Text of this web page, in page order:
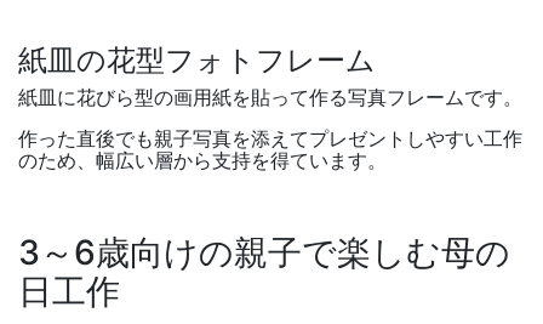
紙皿の花型フォトフレーム
紙皿に花びら型の画用紙を貼って作る写真フレームです。
作った直後でも親子写真を添えてプレゼントしやすい工作
のため、幅広い層から支持を得ています。
3～ 6歳向けの親子で楽しむ母の
日工作